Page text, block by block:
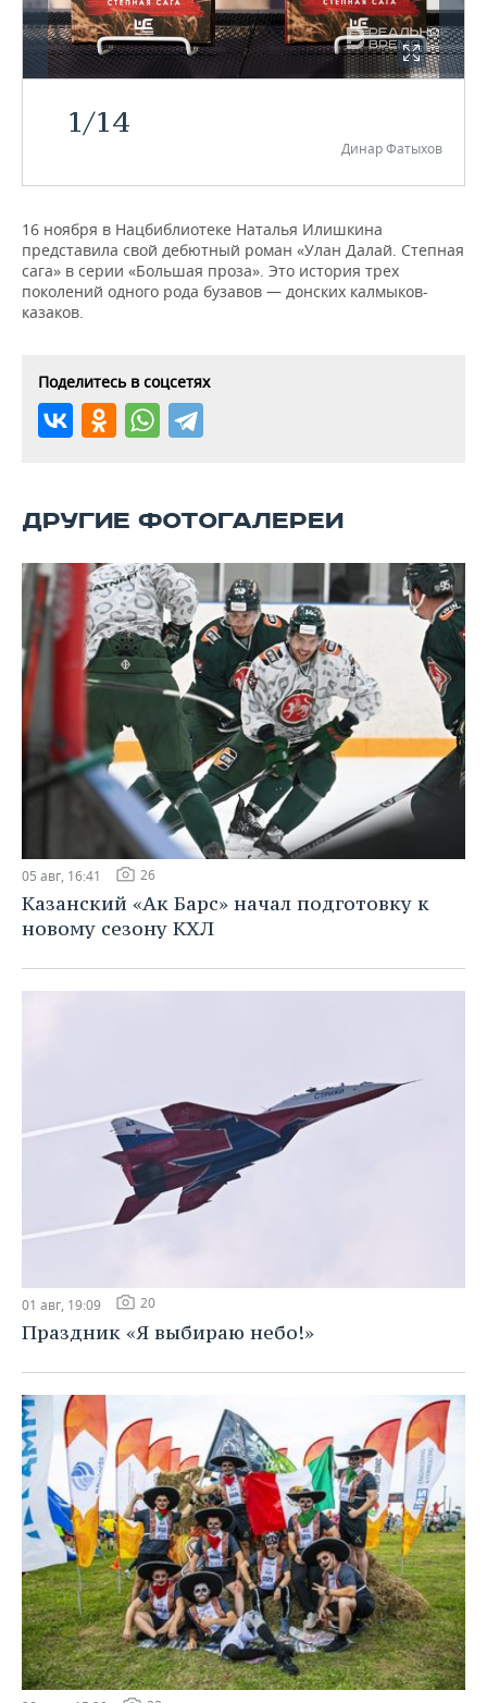
НЕФТЕХИМИЯ
НЕФТЬ
РОЗНИЧНАЯ ТОРГОВЛЯ
УСЛУГИ
НОВОСТИ ТЕХНОЛОГИЙ
МЕДИА
ТЕЛЕКОММУНИКАЦИИ
МЕРОПРИЯТИЯ
ВЫЕЗДНАЯ РЕДАКЦИЯ
БИЗНЕС-БРАНЧИ
ONLINE-КОНФЕРЕНЦИИ
ОТКРЫТАЯ ЛЕКЦИЯ
НОВОСТИ СПОРТА
ФУТБОЛ
ХОККЕЙ
БАСКЕТБОЛ
КИБЕРСПОРТ
ФИГУРНОЕ КАТАНИЕ
ОБЩЕСТВО
НОВОСТИ ОБЩЕСТВА
ВЛАСТЬ
ИНФРАСТРУКТУРА
КУЛЬТУРА
МЕДИЦИНА
ФОТОГАЛЕРЕЯ
СЮЖЕТЫ
СПРАВОЧНИК
СПИСОК КОМПАНИЙ
1/14
Динар Фатыхов
16 ноября в Нацбиблиотеке Наталья Илишкина
представила свой дебютный роман «Улан Далай. Степная
сага» в серии «Большая проза». Это история трех
поколений одного рода бузавов — донских калмыков-
казаков.
Поделитесь в соцсетях
ДРУГИЕ ФОТОГАЛЕРЕИ
05 авг, 16:41 26
Казанский «Ак Барс» начал подготовку к
новому сезону КХЛ
01 авг, 19:09 20
Праздник «Я выбираю небо!»